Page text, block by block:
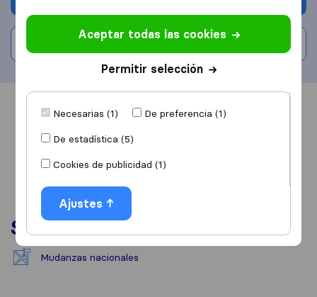
Escribe una valoración
Información Valoraciones
Servicios
Mudanzas nacionales
Aceptar todas las cookies
Permitir selección
Necesarias (1)
De preferencia (1)
De estadística (5)
Cookies de publicidad (1)
Ajustes